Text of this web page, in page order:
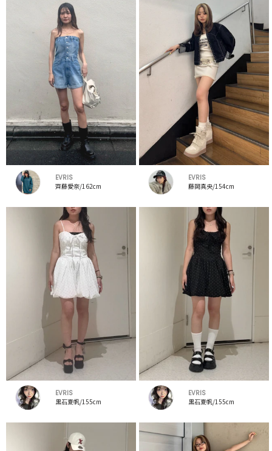
EVRIS
齊藤愛奈/162cm
EVRIS
藤岡真央/154cm
EVRIS
黒石夏帆/155cm
EVRIS
黒石夏帆/155cm